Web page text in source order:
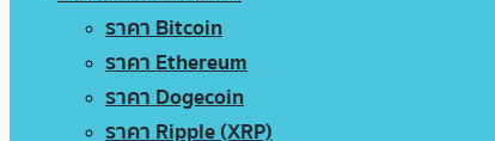
ราคา Bitcoin
ราคา Ethereum
ราคา Dogecoin
ราคา Ripple (XRP)